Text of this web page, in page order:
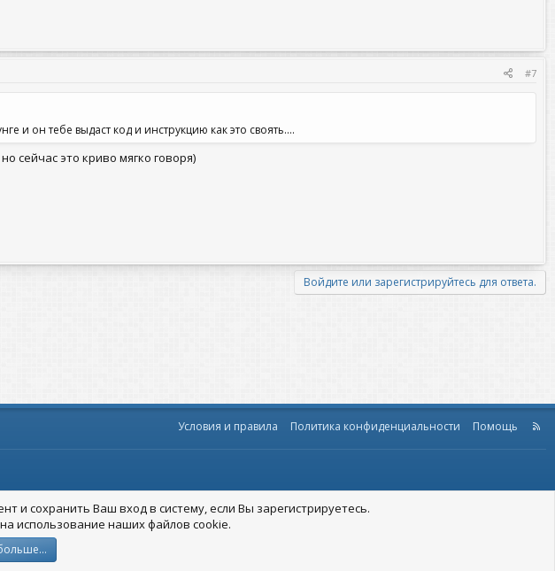
#7
и он тебе выдаст код и инструкцию как это своять....
сейчас это криво мягко говоря)
Войдите или зарегистрируйтесь для ответа.
Условия и правила Политика конфиденциальности Помощь
R
и сохранить Ваш вход в систему, если Вы зарегистрируетесь.
использование наших файлов cookie.